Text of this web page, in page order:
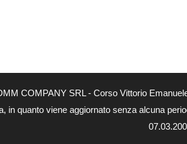
COMPANY SRL - Corso Vittorio
in quanto viene aggiornato senza alcuna